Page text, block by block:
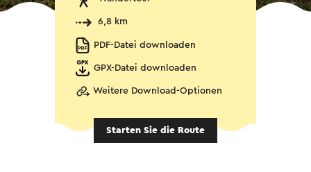
6,8 km
PDF-Datei downloaden
GPX-Datei downloaden
Weitere Download-Optionen
Starten Sie die Route